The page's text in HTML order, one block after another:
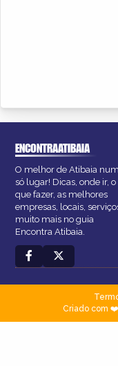
ENCONTRAATIBAIA
O melhor de Atibaia num
só lugar! Dicas, onde ir, o
que fazer, as melhores
empresas, locais,
muito mais no guia
Encontra Atibaia.
Criado com ❤️